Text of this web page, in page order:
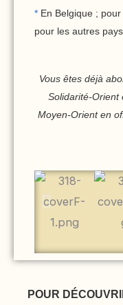
* En Belgique ;
pour les autres
Vous êtes déjà
Solidarité-Orient
Moyen-Orient en
POUR